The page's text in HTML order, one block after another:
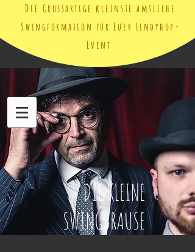
Die Grossartige kleinste amtliche
Swingformation für Euer Lindyhop-
Event
DIE KLEINE
SWINGBRAUSE